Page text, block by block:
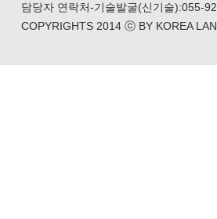
담당자 연락처-기술발굴(신기술):055-
COPYRIGHTS 2014 ⓒ BY KOREA